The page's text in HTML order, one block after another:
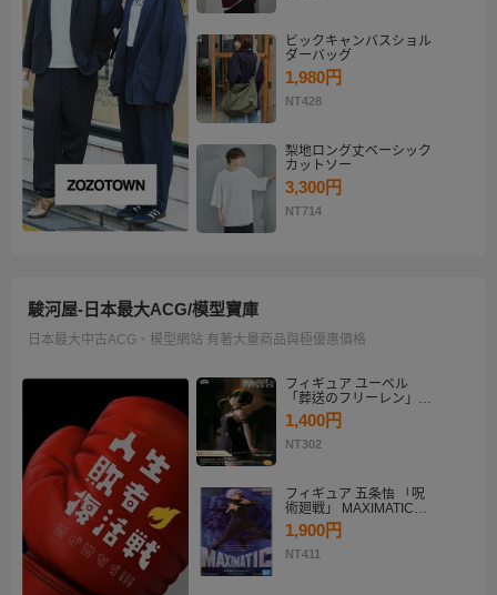
ビックキャンバスショル
ダーバッグ
1,980円
NT428
梨地ロング丈ベーシック
カットソー
3,300円
NT714
駿河屋-日本最大ACG/模型寶庫
日本最大中古ACG、模型網站 有著大量商品與極優惠價格
フィギュア ユーベル
「葬送のフリーレン」
Desktop×Decorate
Collection“ユーベル”
1,400円
NT302
フィギュア 五条悟 「呪
術廻戦」 MAXIMATIC
SATORU GOJO
1,900円
NT411